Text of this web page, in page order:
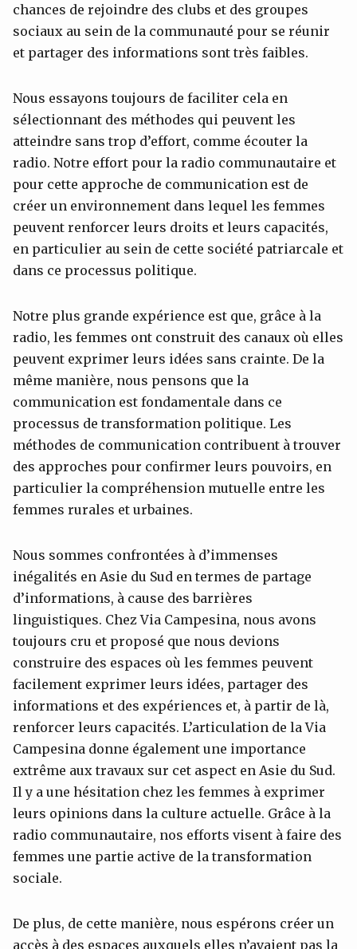
chances de rejoindre des clubs et des groupes
sociaux au sein de la communauté pour se réunir
et partager des informations sont très faibles.
Nous essayons toujours de faciliter cela en
sélectionnant des méthodes qui peuvent les
atteindre sans trop d’effort, comme écouter la
radio. Notre effort pour la radio communautaire et
pour cette approche de communication est de
créer un environnement dans lequel les femmes
peuvent renforcer leurs droits et leurs capacités,
en particulier au sein de cette société patriarcale et
dans ce processus politique.
Notre plus grande expérience est que, grâce à la
radio, les femmes ont construit des canaux où elles
peuvent exprimer leurs idées sans crainte. De la
même manière, nous pensons que la
communication est fondamentale dans ce
processus de transformation politique. Les
méthodes de communication contribuent à trouver
des approches pour confirmer leurs pouvoirs, en
particulier la compréhension mutuelle entre les
femmes rurales et urbaines.
Nous sommes confrontées à d’immenses
inégalités en Asie du Sud en termes de partage
d’informations, à cause des barrières
linguistiques. Chez Via Campesina, nous avons
toujours cru et proposé que nous devions
construire des espaces où les femmes peuvent
facilement exprimer leurs idées, partager des
informations et des expériences et, à partir de là,
renforcer leurs capacités. L’articulation de la Via
Campesina donne également une importance
extrême aux travaux sur cet aspect en Asie du Sud.
Il y a une hésitation chez les femmes à exprimer
leurs opinions dans la culture actuelle. Grâce à la
radio communautaire, nos efforts visent à faire des
femmes une partie active de la transformation
sociale.
De plus, de cette manière, nous espérons créer un
accès à des espaces auxquels elles n’avaient pas la